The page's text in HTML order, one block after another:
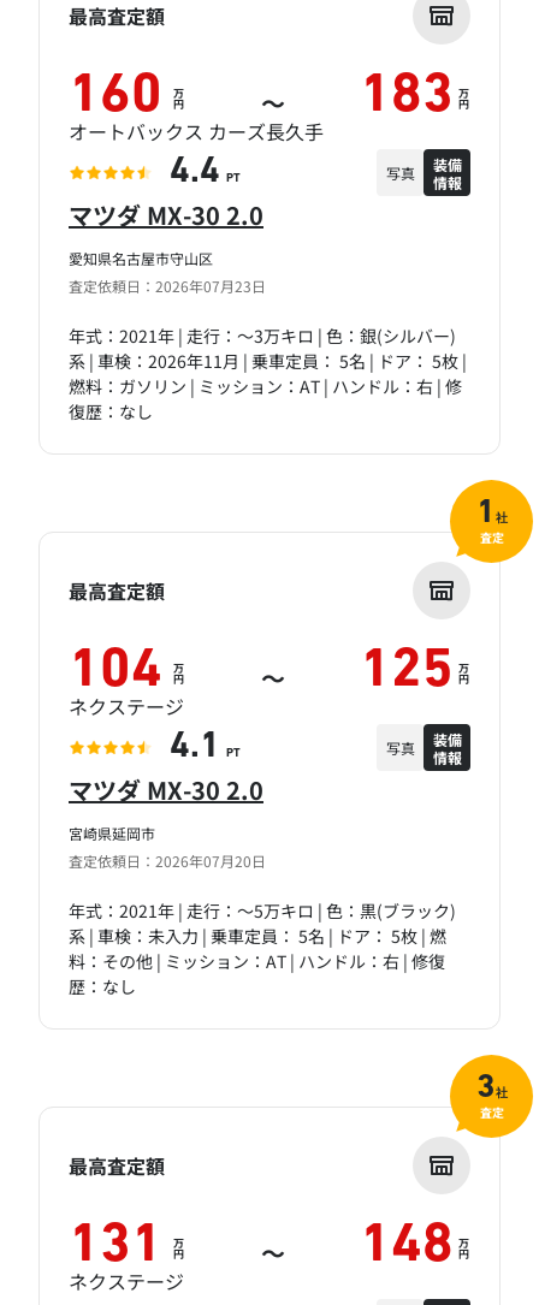
愛知県名古屋市守山区
査定依頼日：2026年07月23日
マツダ MX-30 2.0
年式：2021年 | 走行：～3万キロ | 色：銀(シルバー)
系 | 車検：2026年11月 | 乗車定員： 5名 | ドア： 5枚 |
燃料：ガソリン | ミッション：AT | ハンドル：右 | 修
復歴：なし
最高査定額
160 万
円 ～ 183 万
円
オートバックス カーズ長久手
4.4 PT 写真
装備
情報
宮崎県延岡市
査定依頼日：2026年07月20日
マツダ MX-30 2.0
年式：2021年 | 走行：～5万キロ | 色：黒(ブラック)
系 | 車検：未入力 | 乗車定員： 5名 | ドア： 5枚 | 燃
料：その他 | ミッション：AT | ハンドル：右 | 修復
歴：なし
最高査定額
104 万
円 ～ 125 万
円
ネクステージ
4.1 PT 写真
装備
情報
1 社
査定
最高査定額
131 万
円 ～ 148 万
円
ネクステージ
3社
査定